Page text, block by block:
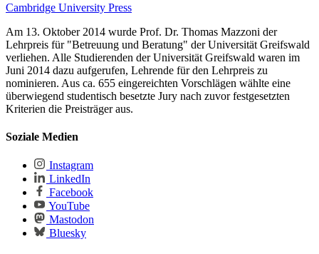
Cambridge University Press
Am 13. Oktober 2014 wurde Prof. Dr. Thomas Mazzoni der
Lehrpreis für "Betreuung und Beratung" der Universität Greifswald
verliehen. Alle Studierenden der Universität Greifswald waren im
Juni 2014 dazu aufgerufen, Lehrende für den Lehrpreis zu
nominieren. Aus ca. 655 eingereichten Vorschlägen wählte eine
überwiegend studentisch besetzte Jury nach zuvor festgesetzten
Kriterien die Preisträger aus.
Soziale Medien
Instagram
LinkedIn
Facebook
YouTube
Mastodon
Bluesky